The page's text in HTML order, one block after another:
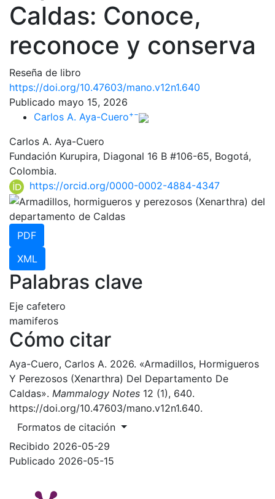
Caldas: Conoce,
reconoce y conserva
Reseña de libro
https://doi.org/10.47603/mano.v12n1.640
Publicado mayo 15, 2026
Carlos A. Aya-Cuero+−
Carlos A. Aya-Cuero
Fundación Kurupira, Diagonal 16 B #106-65, Bogotá,
Colombia.
https://orcid.org/0000-0002-4884-4347
PDF
XML
Palabras clave
Eje cafetero
mamiferos
Cómo citar
Aya-Cuero, Carlos A. 2026. «Armadillos, Hormigueros
Y Perezosos (Xenarthra) Del Departamento De
Caldas». Mammalogy Notes 12 (1), 640.
https://doi.org/10.47603/mano.v12n1.640.
Formatos de citación
Recibido 2026-05-29
Publicado 2026-05-15